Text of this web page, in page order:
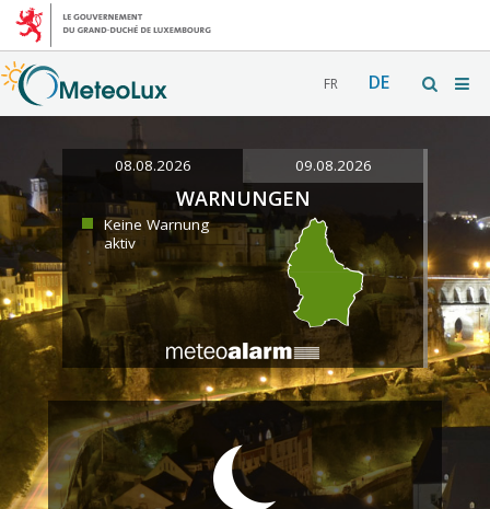
FR DE
08.08.2026 09.08.2026
WARNUNGEN
Keine Warnung
aktiv